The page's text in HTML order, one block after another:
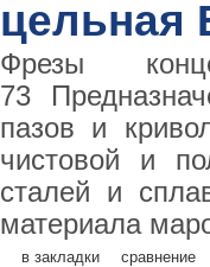
цельная
Фрезы
73
пазов и
чистовой и
сталей и
материала
в закладки сравнение